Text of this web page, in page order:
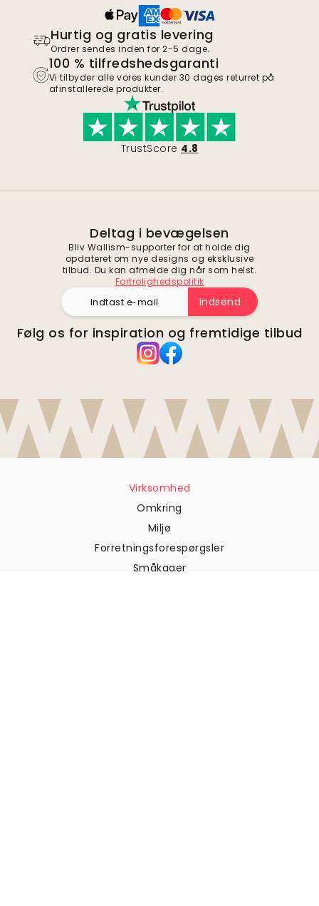
Hurtig og gratis levering
Ordrer sendes inden for 2-5 dage.
100 % tilfredshedsgaranti
Vi tilbyder alle vores kunder 30 dages returret på
afinstallerede produkter.
TrustScore 4.8
Deltag i bevægelsen
Bliv Wallism-supporter for at holde dig
opdateret om nye designs og eksklusive
tilbud. Du kan afmelde dig når som helst.
Fortrolighedspolitik
Indsend
Følg os for inspiration og fremtidige tilbud
Virksomhed
Omkring
Miljø
Forretningsforespørgsler
Småkager